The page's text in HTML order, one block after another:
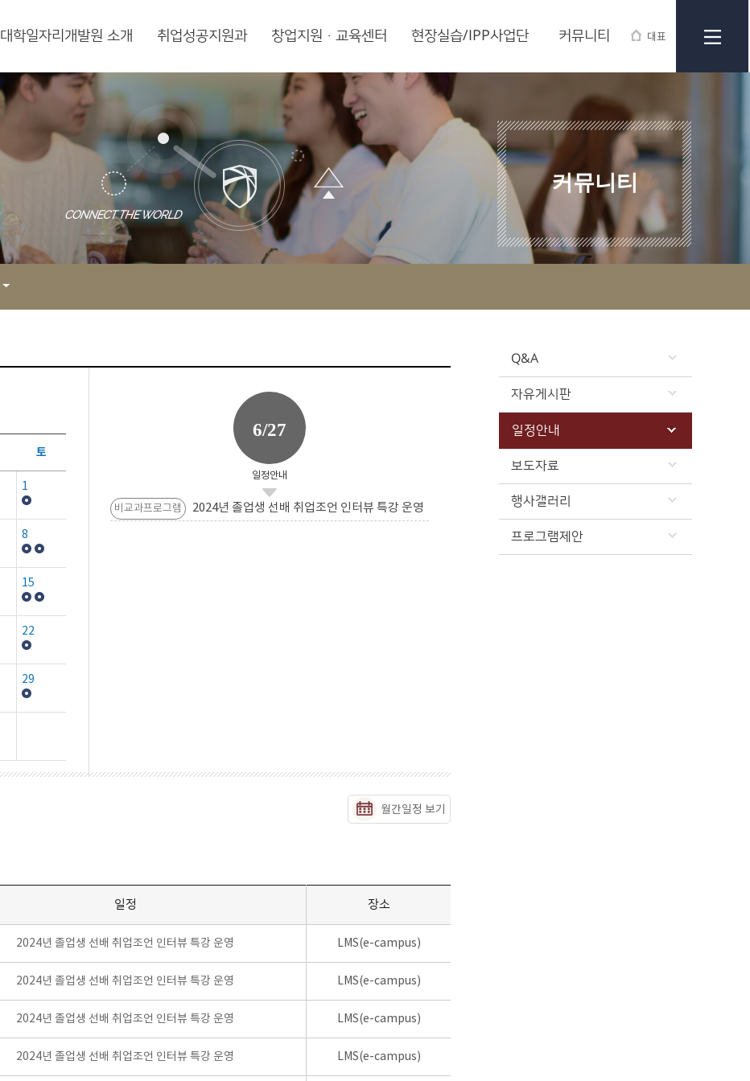
대표
대학일자리개발원 소개 취업성공지원과 창업지원·교육센터 현장실습/IPP사업단 커뮤니티
커뮤니티
Q&A
자유게시판
일정안내
보도자료
행사갤러리
프로그램제안
토
1
8
15
22
29
6/27
일정안내
비교과프로그램 2024년 졸업생 선배 취업조언 인터뷰 특강 운영
월간일정 보기
일정 장소
2024년 졸업생 선배 취업조언 인터뷰 특강 운영 LMS(e-campus)
2024년 졸업생 선배 취업조언 인터뷰 특강 운영 LMS(e-campus)
2024년 졸업생 선배 취업조언 인터뷰 특강 운영 LMS(e-campus)
2024년 졸업생 선배 취업조언 인터뷰 특강 운영 LMS(e-campus)